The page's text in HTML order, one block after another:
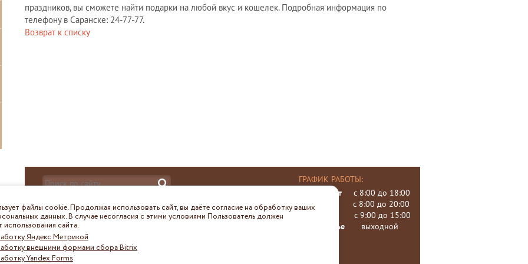
файлы cookie. Продолжая использовать сайт, вы даёте согласие на обработку ваших
данных. В случае несогласия с этими условиями Пользователь должен
сайта.
Яндекс Метрикой
внешними формами сбора Bitrix
Yandex Forms
праздников, вы сможете найти подарки на любой вкус и кошелек. Подробная информация по
телефону в Саранске: 24-77-77.
Возврат к списку
© ГАУ Республики Мордовия "МФЦ", 2026
г. Саранск, ул. Большевистская, 31
Тел./факс +7(8342) 39-29-39
E-mail:mfcrm@mfc.e-mordovia.ru
ГРАФИК РАБОТЫ:
пн, вт, чт, пт с 8:00 до 18:00
среда
с 8:00 до 20:00
с 9:00 до 15:00
воскресенье выходной